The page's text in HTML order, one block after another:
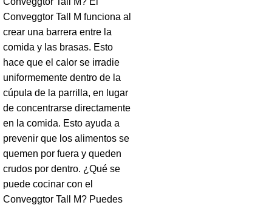
Conveggtor Tall M funciona al
crear una barrera entre la
comida y las brasas. Esto
hace que el calor se irradie
uniformemente dentro de la
cúpula de la parrilla, en lugar
de concentrarse directamente
en la comida. Esto ayuda a
prevenir que los alimentos se
quemen por fuera y queden
crudos por dentro. ¿Qué se
puede cocinar con el
Conveggtor Tall M? Puedes